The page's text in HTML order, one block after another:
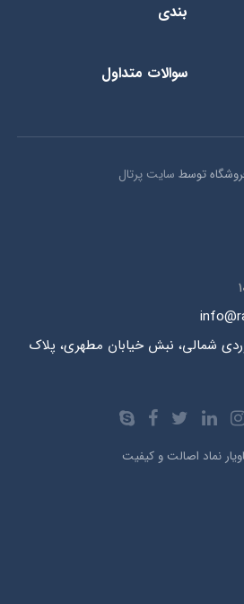
بندی
سوالات متداول
توسط سایت پرتال
شمالی، نبش خیابان مطهری، پلاک
نماد اصالت و کیفیت